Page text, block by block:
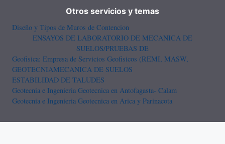
Otros servicios y temas
Diseño y Tipos de Muros de Contencion
ENSAYOS DE LABORATORIO DE MECANICA DE
SUELOS/PRUEBAS DE
Geofisica: Empresa de Servicios Geofisicos (REMI, MASW,
GEOTECNIAMECANICA DE SUELOS
ESTABILIDAD DE TALUDES
Geotecnia e Ingenieria Geotecnica en Antofagasta- Calam
Geotecnia e Ingenieria Geotecnica en Arica y Parinacota